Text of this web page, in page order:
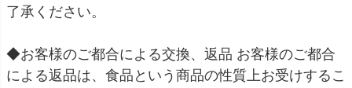
了承ください。
◆お客様のご都合による交換、返品 お客様のご都合
による返品は、食品という商品の性質上お受けするこ